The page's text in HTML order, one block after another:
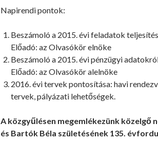
Napirendi pontok:
Beszámoló a 2015. évi feladatok
Előadó: az Olvasókör elnöke
Beszámoló a 2015. évi pénzügyi
Előadó: az Olvasókör alelnöke
2016. évi tervek pontosítása: havi
tervek, pályázati lehetőségek.
A közgyűlésen megemlékezünk közelgő
és Bartók Béla születésének 135.